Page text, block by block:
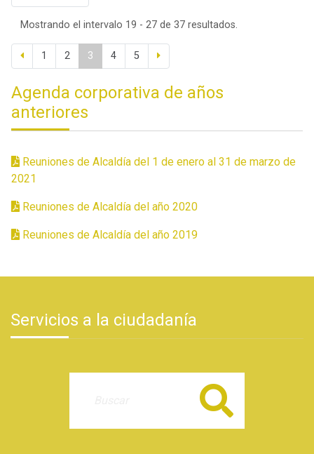
Mostrando el intervalo 19 - 27 de 37 resultados.
1 2 3 4 5
Agenda corporativa de años
anteriores
Reuniones de Alcaldía del 1 de enero al 31 de marzo de
2021
Reuniones de Alcaldía del año 2020
Reuniones de Alcaldía del año 2019
Servicios a la ciudadanía
Buscar